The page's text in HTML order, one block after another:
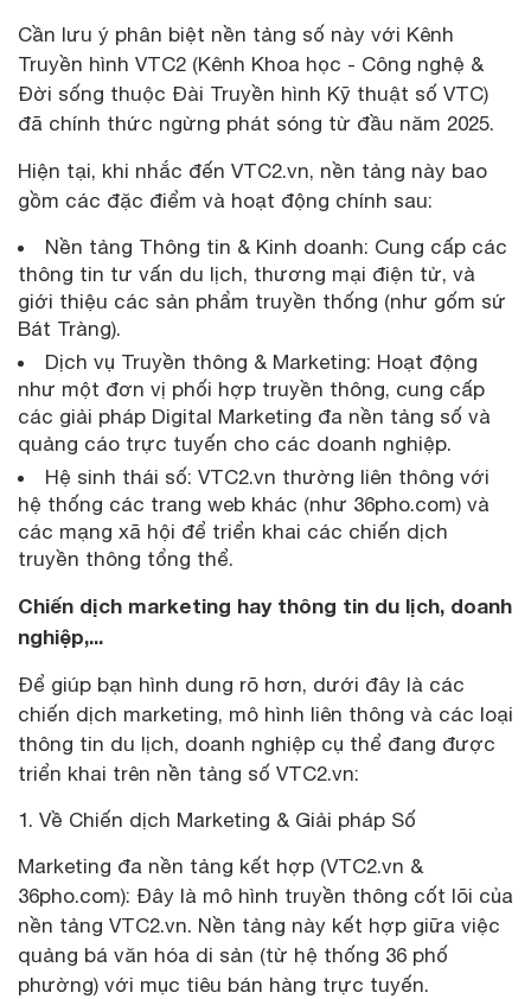
Cần lưu ý phân biệt nền tảng số này với Kênh
Truyền hình VTC2 (Kênh Khoa học - Công nghệ &
Đời sống thuộc Đài Truyền hình Kỹ thuật số VTC)
đã chính thức ngừng phát sóng từ đầu năm 2025.
Hiện tại, khi nhắc đến VTC2.vn, nền tảng này bao
gồm các đặc điểm và hoạt động chính sau:
Nền tảng Thông tin & Kinh doanh: Cung cấp các
thông tin tư vấn du lịch, thương mại điện tử, và
giới thiệu các sản phẩm truyền thống (như gốm sứ
Bát Tràng).
Dịch vụ Truyền thông & Marketing: Hoạt động
như một đơn vị phối hợp truyền thông, cung cấp
các giải pháp Digital Marketing đa nền tảng số và
quảng cáo trực tuyến cho các doanh nghiệp.
Hệ sinh thái số: VTC2.vn thường liên thông với
hệ thống các trang web khác (như 36pho.com) và
các mạng xã hội để triển khai các chiến dịch
truyền thông tổng thể.
Chiến dịch marketing hay thông tin du lịch, doanh
nghiệp,...
Để giúp bạn hình dung rõ hơn, dưới đây là các
chiến dịch marketing, mô hình liên thông và các loại
thông tin du lịch, doanh nghiệp cụ thể đang được
triển khai trên nền tảng số VTC2.vn:
Về Chiến dịch Marketing & Giải pháp Số
Marketing đa nền tảng kết hợp (VTC2.vn &
36pho.com): Đây là mô hình truyền thông cốt lõi của
nền tảng VTC2.vn. Nền tảng này kết hợp giữa việc
quảng bá văn hóa di sản (từ hệ thống 36 phố
phường) với mục tiêu bán hàng trực tuyến.